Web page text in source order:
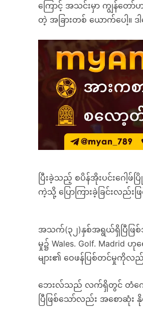
ကြောင့် အသင်းမှာ ကျွန်တေ
တဲ့ အခြားတစ် ယောက်ပေါ့။
ပြီးခဲ့သည့် စပိန်အိုးပင်းဂေ
ကဲ့သို့ ပြောကြားခဲ့ခြင်းလည်း
အသက်(၃၂)နှစ်အရွယ်ရှိပြီဖြ
မှု၌ Wales. Golf.
များ၏ ဝေဖန်ပြစ်တင်မှုကိုလ
ဘေးလ်သည် လက်ရှိတွင် တံကော
ပြီဖြစ်သော်လည်း အစောဆုံ